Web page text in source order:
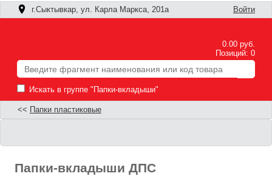
г.Сыктывкар, ул. Карла Маркса, 201а Войти
0.00 руб.
Позиций: 0
Искать в группе "Папки-вкладыши"
<< Папки пластиковые
Папки-вкладыши ДПС